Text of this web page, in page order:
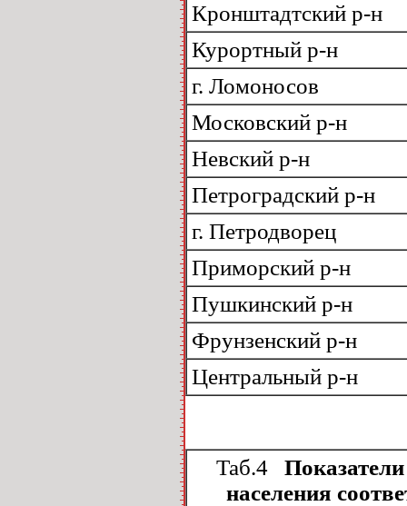
Кронштадтский р-н
Курортный р-н
г. Ломоносов
Московский р-н
Невский р-н
Петроградский р-н
г. Петродворец
Приморский р-н
Пушкинский р-н
Фрунзенский р-н
Центральный р-н
Таб.4
населения